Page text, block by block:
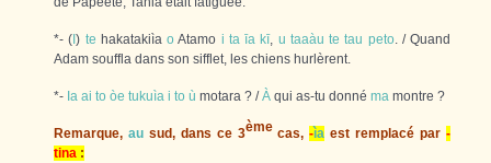
*- ( I) te hakatakiìa o Atamo i ta īa kī, u taaàu te tau peto. / Quand
Adam souffla dans son sifflet, les chiens hurlèrent.
*- Ia ai to òe tukuìa i to ù motara ? /À qui as-tu donné ma montre ?
Remarque, ausud, dans ce 3ème cas,-ìa est remplacé par-
tina :